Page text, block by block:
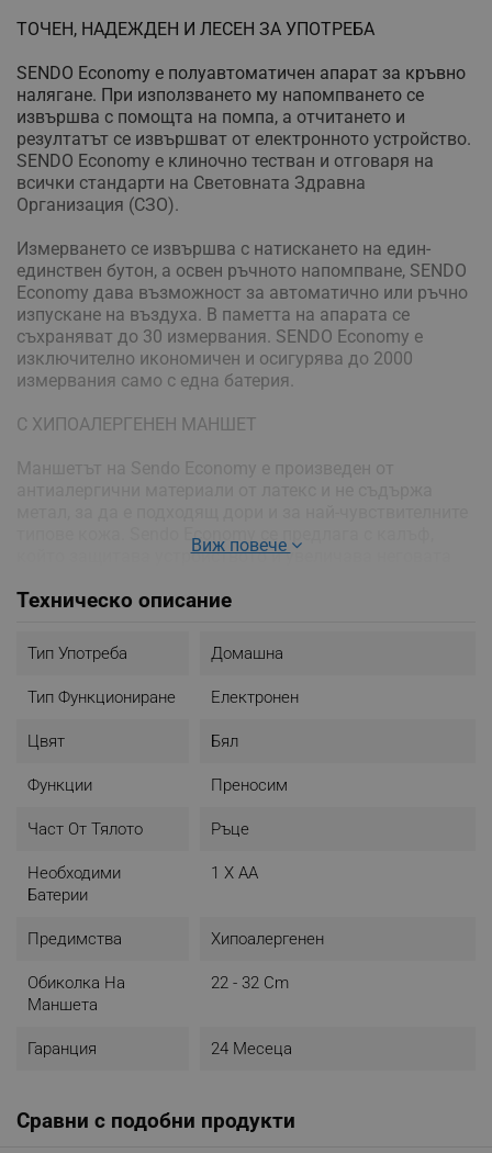
ТОЧЕН, НАДЕЖДЕН И ЛЕСЕН ЗА УПОТРЕБА
SENDO Economy е полуавтоматичен апарат за кръвно
налягане. При използването му напомпването се
извършва с помощта на помпа, а отчитането и
резултатът се извършват от електронното устройство.
SENDO Economy е клиночно тестван и отговаря на
всички стандарти на Световната Здравна
Организация (СЗО).
Измерването се извършва с натискането на един-
единствен бутон, а освен ръчното напомпване, SENDO
Economy дава възможност за автоматично или ръчно
изпускане на въздуха. В паметта на апарата се
съхраняват до 30 измервания. SENDO Economy е
изключително икономичен и осигурява до 2000
измервания само с една батерия.
С ХИПОАЛЕРГЕНЕН МАНШЕТ
Маншетът на Sendo Economy е произведен от
типове кожа. Sendo Economy се предлага с калъф,
който защитава устройството и увеличава неговата
антиалергични материали от латекс и не съдържа
метал, за да е подходящ дори и за най-чувствителните
типове кожа. Sendo Economy се предлага с калъф,
който защитава устройството и увеличава неговата
издръжливост.
Съдържание на кутията:
- Апарат за измерване на кръвно налягане Sendo
Economy
- Стандартен маншет за бицепс с обиколка 22 - 32 см
- Инструкция за употреба на български език
- Батерия (1xAA)
- Удобна чанта за съхранение
- Гаранционна карта
Виж повече
Техническо описание
Тип Употреба Домашна
Тип Функциониране Електронен
Цвят Бял
Функции Преносим
Част От Тялото Ръце
Необходими
Батерии
1 X AA
Предимства Хипоалергенен
Обиколка На
Маншета
22 - 32 Cm
Гаранция 24 Месеца
Сравни с подобни продукти